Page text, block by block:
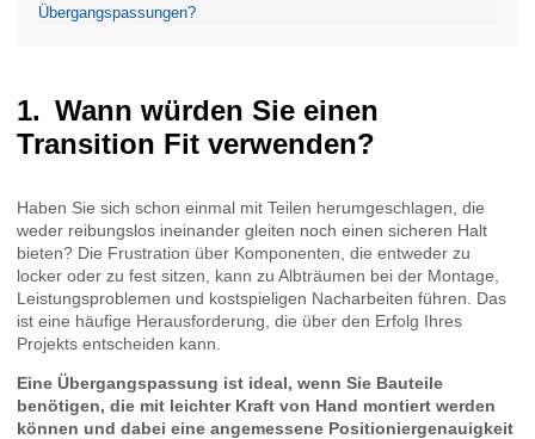
Übergangspassungen?
Wann würden Sie einen
Transition Fit verwenden?
Haben Sie sich schon einmal mit Teilen herumgeschlagen, die
weder reibungslos ineinander gleiten noch einen sicheren Halt
bieten? Die Frustration über Komponenten, die entweder zu
locker oder zu fest sitzen, kann zu Albträumen bei der Montage,
Leistungsproblemen und kostspieligen Nacharbeiten führen. Das
ist eine häufige Herausforderung, die über den Erfolg Ihres
Projekts entscheiden kann.
Eine Übergangspassung ist ideal, wenn Sie Bauteile
benötigen, die mit leichter Kraft von Hand montiert werden
können und dabei eine angemessene Positioniergenauigkeit